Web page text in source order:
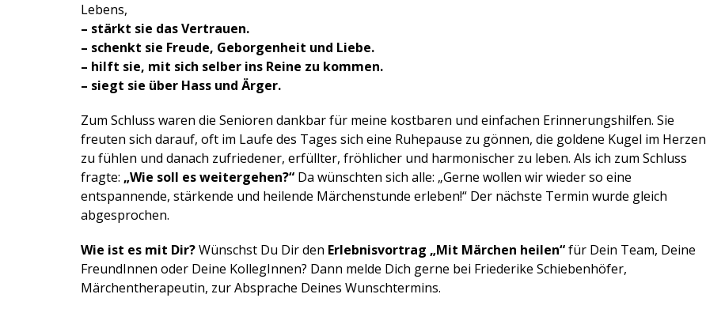
Lebens,
– stärkt sie das Vertrauen.
– schenkt sie Freude, Geborgenheit und Liebe.
– hilft sie, mit sich selber ins Reine zu kommen.
– siegt sie über Hass und Ärger.
Zum Schluss waren die Senioren dankbar für meine kostbaren und einfachen Erinnerungshilfen. Sie
freuten sich darauf, oft im Laufe des Tages sich eine Ruhepause zu gönnen, die goldene Kugel im Herzen
zu fühlen und danach zufriedener, erfüllter, fröhlicher und harmonischer zu leben. Als ich zum Schluss
fragte: „Wie soll es weitergehen?“ Da wünschten sich alle: „Gerne wollen wir wieder so eine
entspannende, stärkende und heilende Märchenstunde erleben!“ Der nächste Termin wurde gleich
abgesprochen.
Wie ist es mit Dir?Wünschst Du Dir den Erlebnisvortrag „Mit Märchen heilen“für Dein Team, Deine
FreundInnen oder Deine KollegInnen? Dann melde Dich gerne bei Friederike Schiebenhöfer,
Märchentherapeutin, zur Absprache Deines Wunschtermins.